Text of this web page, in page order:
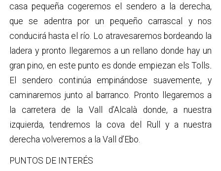
casa pequeña cogeremos el sendero a la derecha,
que se adentra por un pequeño carrascal y nos
conducirá hasta el río. Lo atravesaremos bordeando la
ladera y pronto llegaremos a un rellano donde hay un
gran pino, en este punto es donde empiezan els Tolls.
El sendero continúa empinándose suavemente, y
caminaremos junto al barranco. Pronto llegaremos a
la carretera de la Vall d’Alcalà donde, a nuestra
izquierda, tendremos la cova del Rull y a nuestra
derecha volveremos a la Vall d’Ebo.
PUNTOS DE INTERÉS